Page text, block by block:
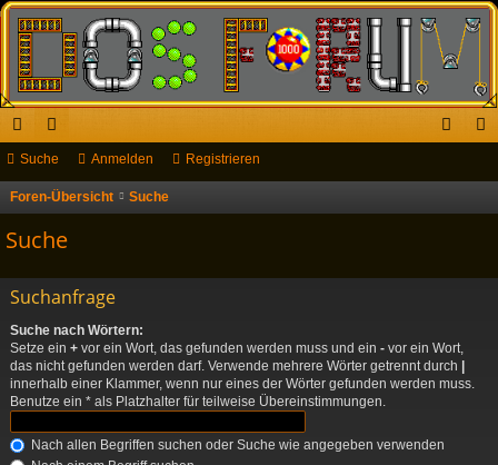
ch
ne
riff
or
en
Suche Anmelden Registrieren
Foren-Übersicht Suche
Suche
Suchanfrage
Suche nach Wörtern:
Setze ein + vor ein Wort, das gefunden werden muss und ein - vor ein Wort,
das nicht gefunden werden darf. Verwende mehrere Wörter getrennt durch
innerhalb einer Klammer, wenn nur eines der Wörter gefunden werden muss.
Benutze ein * als Platzhalter für teilweise Übereinstimmungen.
Nach allen Begriffen suchen oder Suche wie angegeben verwenden